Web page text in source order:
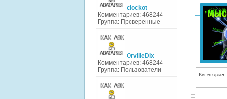
clockot
Комментариев: 468244
Группа: Проверенные
OrvilleDix
Комментариев: 468244
Группа: Пользователи
Категория: